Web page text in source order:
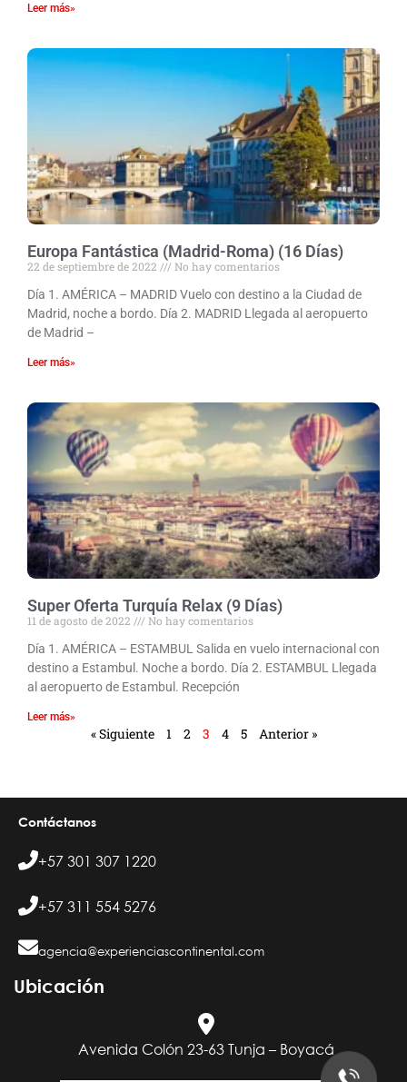
Leer más»
Europa Fantástica (Madrid-Roma) (16 Días)
22 de septiembre de 2022
No hay comentarios
Día 1. AMÉRICA – MADRID Vuelo con destino a la Ciudad de
Madrid, noche a bordo. Día 2. MADRID Llegada al aeropuerto
de Madrid –
Leer más»
Super Oferta Turquía Relax (9 Días)
11 de agosto de 2022
No hay comentarios
Día 1. AMÉRICA – ESTAMBUL Salida en vuelo internacional con
destino a Estambul. Noche a bordo. Día 2. ESTAMBUL Llegada
al aeropuerto de Estambul. Recepción
Leer más»
« Siguiente 1 2 3 4 5 Anterior »
Contáctanos
+57 301 307 1220
+57 311 554 5276
agencia@experienciascontinental.com
Ubicación​
Avenida Colón 23-63 Tunja – Boyacá